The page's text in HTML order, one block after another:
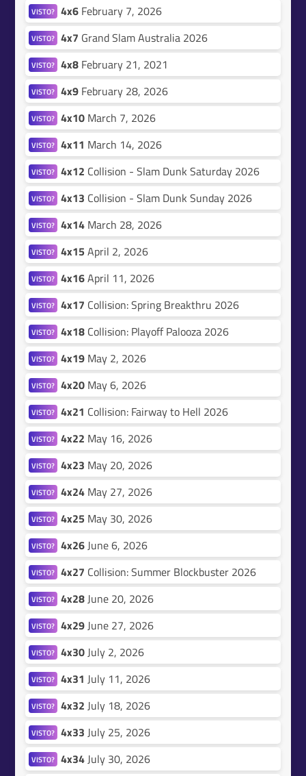
VISTO? 4x6 February 7, 2026
VISTO? 4x7 Grand Slam Australia 2026
VISTO? 4x8 February 21, 2021
VISTO? 4x9 February 28, 2026
VISTO? 4x10 March 7, 2026
VISTO? 4x11 March 14, 2026
VISTO? 4x12 Collision - Slam Dunk Saturday 2026
VISTO? 4x13 Collision - Slam Dunk Sunday 2026
VISTO? 4x14 March 28, 2026
VISTO? 4x15 April 2, 2026
VISTO? 4x16April 11, 2026
VISTO? 4x17 Collision: Spring Breakthru 2026
VISTO? 4x18 Collision: Playoff Palooza 2026
VISTO? 4x19 May 2, 2026
VISTO? 4x20 May 6, 2026
VISTO? 4x21 Collision: Fairway to Hell 2026
VISTO? 4x22 May 16, 2026
VISTO? 4x23 May 20, 2026
VISTO? 4x24 May 27, 2026
VISTO? 4x25 May 30, 2026
VISTO? 4x26June 6, 2026
VISTO? 4x27 Collision: Summer Blockbuster 2026
VISTO? 4x28June 20, 2026
VISTO? 4x29June 27, 2026
VISTO? 4x30July 2, 2026
VISTO? 4x31 July 11, 2026
VISTO? 4x32 July 18, 2026
VISTO? 4x33 July 25, 2026
VISTO? 4x34July 30, 2026